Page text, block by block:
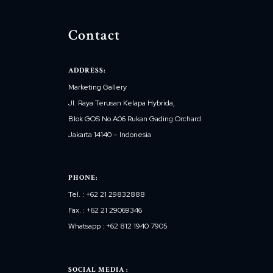
Contact
ADDRESS:
Marketing Gallery
Jl. Raya Terusan Kelapa Hybrida,
Blok GOS No.A06 Rukan Gading Orchard
Jakarta 14140 – Indonesia
PHONE:
Tel. : +62 21 29832888
Fax. : +62 21 29069346
Whatsapp : +62 812 1940 7905
SOCIAL MEDIA :